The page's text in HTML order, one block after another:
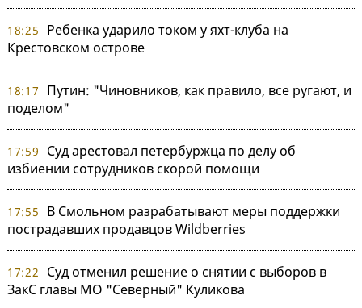
18:25
Ребенка ударило током у яхт-клуба на
Крестовском острове
18:17
Путин: "Чиновников, как правило, все ругают, и
поделом"
17:59
Суд арестовал петербуржца по делу об
избиении сотрудников скорой помощи
17:55
В Смольном разрабатывают меры поддержки
пострадавших продавцов Wildberries
17:22
Суд отменил решение о снятии с выборов в
ЗакС главы МО "Северный" Куликова